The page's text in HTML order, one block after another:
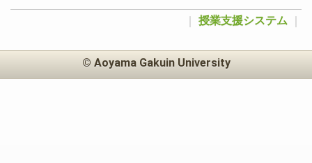
授業支援システム
© Aoyama Gakuin University